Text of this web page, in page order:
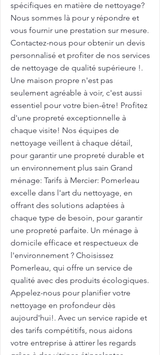
spécifiques en matière de nettoyage?
Nous sommes là pour y répondre et
vous fournir une prestation sur mesure.
Contactez-nous pour obtenir un devis
personnalisé et profiter de nos services
de nettoyage de qualité supérieure !.
Une maison propre n'est pas
seulement agréable à voir, c'est aussi
essentiel pour votre bien-être! Profitez
d'une propreté exceptionnelle à
chaque visite! Nos équipes de
nettoyage veillent à chaque détail,
pour garantir une propreté durable et
un environnement plus sain Grand
ménage: Tarifs à Mercier: Pomerleau
excelle dans l'art du nettoyage, en
offrant des solutions adaptées à
chaque type de besoin, pour garantir
une propreté parfaite. Un ménage à
domicile efficace et respectueux de
l'environnement ? Choisissez
Pomerleau, qui offre un service de
qualité avec des produits écologiques.
Appelez-nous pour planifier votre
nettoyage en profondeur dès
aujourd'hui!. Avec un service rapide et
des tarifs compétitifs, nous aidons
votre entreprise à attirer les regards